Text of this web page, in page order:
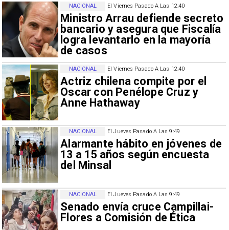
El Viernes Pasado A Las 12:40
Ministro Arrau defiende secreto
bancario y asegura que Fiscalía
logra levantarlo en la mayoría
de casos
NACIONAL
El Viernes Pasado A Las 12:40
Actriz chilena compite por el
Oscar con Penélope Cruz y
Anne Hathaway
NACIONAL
El Jueves Pasado A Las 9:49
Alarmante hábito en jóvenes de
13 a 15 años según encuesta
del Minsal
NACIONAL
El Jueves Pasado A Las 9:49
Senado envía cruce Campillai-
Flores a Comisión de Ética
NACIONAL